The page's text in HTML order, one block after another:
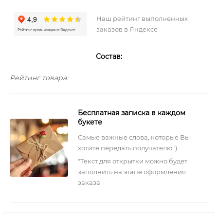
Наш рейтинг выполненных
заказов в Яндексе
Состав:
Рейтинг товара:
Бесплатная записка в каждом
букете
Самые важные слова, которые Вы
хотите передать получателю :)
*Текст для открытки можно будет
заполнить на этапе оформления
заказа